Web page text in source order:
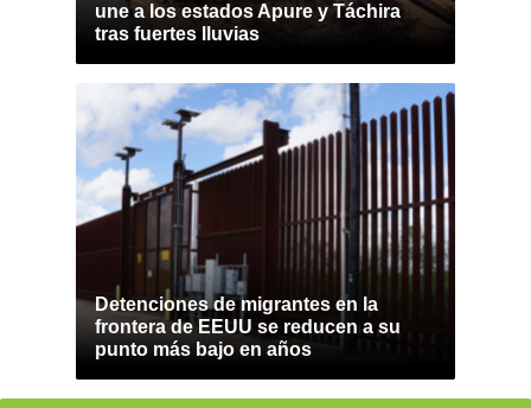
une a los estados Apure y Táchira
tras fuertes lluvias
Detenciones de migrantes en la
frontera de EEUU se reducen a su
punto más bajo en años